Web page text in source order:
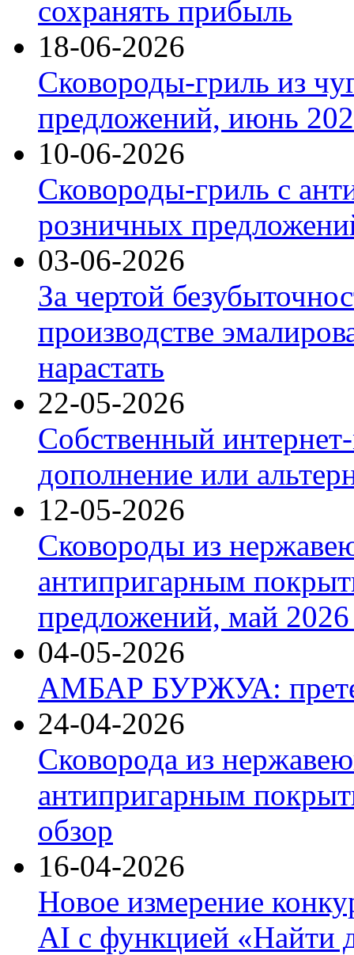
сохранять прибыль
18-06-2026
Сковороды-гриль из
предложений, июнь
10-06-2026
Сковороды-гриль с
розничных
03-06-2026
За чертой
производстве
нарастать
22-05-2026
Собственный
дополнение или
12-05-2026
Сковороды из
антипригарным
предложений, май 2026
04-05-2026
АМБАР БУРЖУА:
24-04-2026
Сковорода из
антипригарным
обзор
16-04-2026
Новое измерение
AI с функцией «Найти